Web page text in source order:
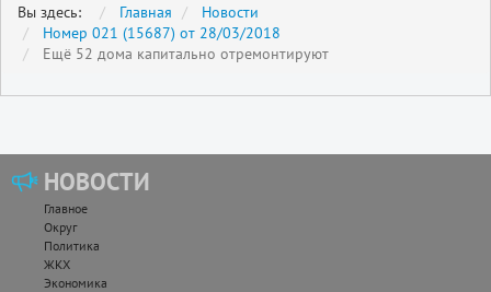
Вы здесь: Главная
Новости
Номер 021 (15687) от 28/03/2018
Ещё 52 дома капитально отремонтируют
НОВОСТИ
Главное
Округ
Политика
ЖКХ
Экономика